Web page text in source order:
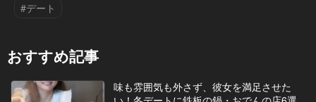
#デート
おすすめ記事
味も雰囲気も外さず、彼女を満足させた